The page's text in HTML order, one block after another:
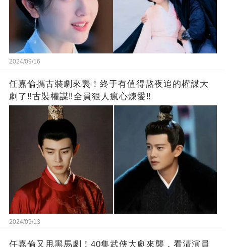
2024/09/16
任嘉倫攜古裝劇來襲！終于有值得熬夜追的權謀大
劇了‼️古裝權謀‼️全員狠人瘋心煉愛‼️
2024/09/13
任嘉倫又甩黑馬劇！40集武俠大劇來襲，看清演員